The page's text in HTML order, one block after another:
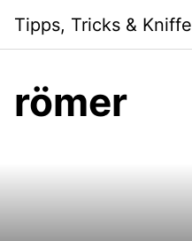
content
Tipps, Tricks & Kniffe
römer